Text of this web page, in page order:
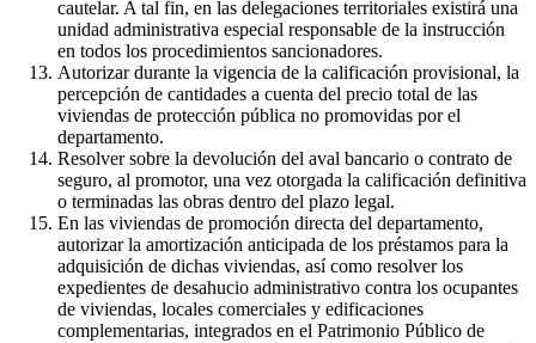
cautelar. A tal fin, en las delegaciones territoriales existirá una
unidad administrativa especial responsable de la instrucción
en todos los procedimientos sancionadores.
Autorizar durante la vigencia de la calificación provisional, la
percepción de cantidades a cuenta del precio total de las
viviendas de protección pública no promovidas por el
departamento.
Resolver sobre la devolución del aval bancario o contrato de
seguro, al promotor, una vez otorgada la calificación definitiva
o terminadas las obras dentro del plazo legal.
En las viviendas de promoción directa del departamento,
autorizar la amortización anticipada de los préstamos para la
adquisición de dichas viviendas, así como resolver los
expedientes de desahucio administrativo contra los ocupantes
de viviendas, locales comerciales y edificaciones
complementarias, integrados en el Patrimonio Público de